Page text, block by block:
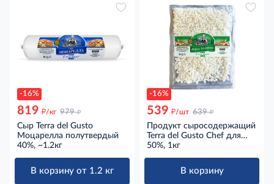
-16%
819 д/кг 979 д
Сыр Terra del Gusto
Моцарелла полутвердый
40%, ~1.2кг
В корзину от 1.2 кг
-16%
539 д/шт 639 д
Продукт сыросодержащий
Terra del Gusto Chef для
пиццы нарезка кубики
50%, 1кг
В корзину